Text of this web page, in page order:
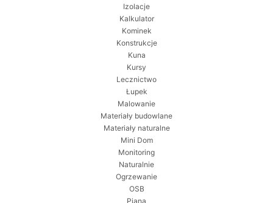
Izolacje
Kalkulator
Kominek
Konstrukcje
Kuna
Kursy
Lecznictwo
Łupek
Malowanie
Materiały budowlane
Materiały naturalne
Mini Dom
Monitoring
Naturalnie
Ogrzewanie
OSB
Piana